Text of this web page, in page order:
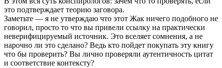
это подтверждает теорию заговора.
Заметьте — я не утверждаю что этот Жак ничего подобного не
говорил, просто то что вы привели ссылку на практически
неверифицируемый источник. Это вселяет сомнения, а не
нарочно ли это сделано? Ведь кто пойдет покупать эту книгу
что бы проверить? Вы лично проверяли аутентичность цитат
и соответствие контексту?